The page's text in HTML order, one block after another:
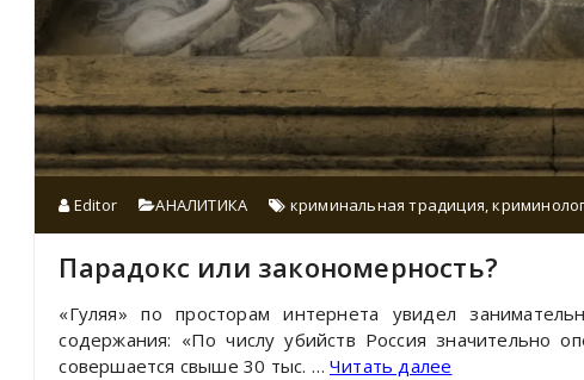
Editor АНАЛИТИКА криминальная традиция,
Парадокс или закономерность?
«Гуляя» по просторам интернета увидел
содержания: «По числу убийств Россия значительно
совершается свыше 30 тыс. …Читать далее